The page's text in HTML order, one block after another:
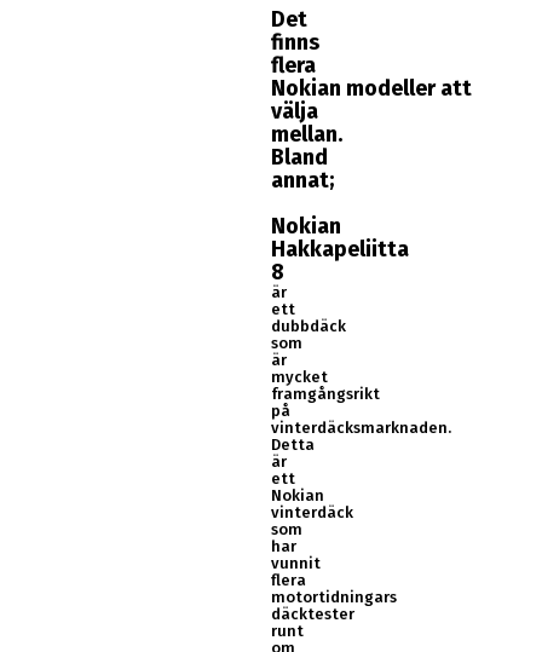
Det
finns
flera
Nokian modeller att
välja
mellan.
Bland
annat;
Nokian
Hakkapeliitta
8
är
ett
dubbdäck
som
är
mycket
framgångsrikt
på
vinterdäcksmarknaden.
Detta
är
ett
Nokian
vinterdäck
som
har
vunnit
flera
motortidningars
däcktester
runt
om